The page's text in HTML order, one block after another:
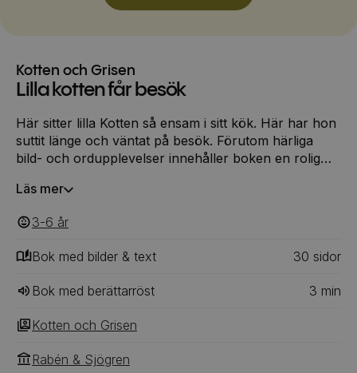
Kotten och Grisen
Lilla kotten får besök
Här sitter lilla Kotten så ensam i sitt kök. Här har hon
suttit länge och väntat på besök. Förutom härliga
bild- och ordupplevelser innehåller boken en rolig
Läs mer
3-6 ‎‎ år
Bok med bilder & text 30 ‎‎ sidor
Bok med berättarröst 3 min
Kotten och Grisen
Rabén & Sjögren